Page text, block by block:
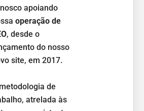
apoiando
operação de
, desde o
do nosso
site, em 2017.
de
atrelada às